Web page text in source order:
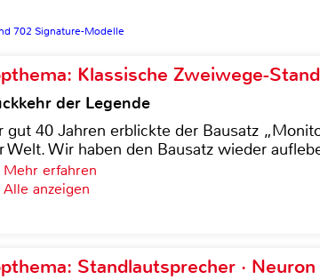
702 Signature-Modelle
Klassische Zweiwege-
der Legende
gut 40 Jahren erblickte der Bausatz
Welt. Wir haben den Bausatz wieder
Mehr erfahren
anzeigen
Standlautsprecher ·